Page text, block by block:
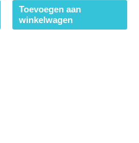
Toevoegen aan
winkelwagen